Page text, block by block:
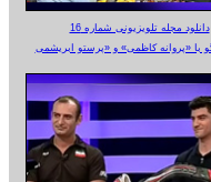
دانلود مجله تلویزیونی شماره 16